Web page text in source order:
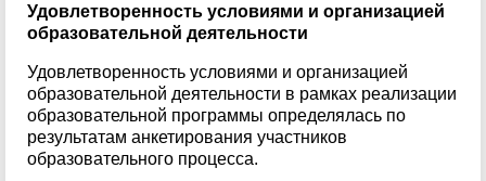
Удовлетворенность условиями и организацией
образовательной деятельности
Удовлетворенность условиями и организацией
образовательной деятельности в рамках реализации
образовательной программы определялась по
результатам анкетирования участников
образовательного процесса.